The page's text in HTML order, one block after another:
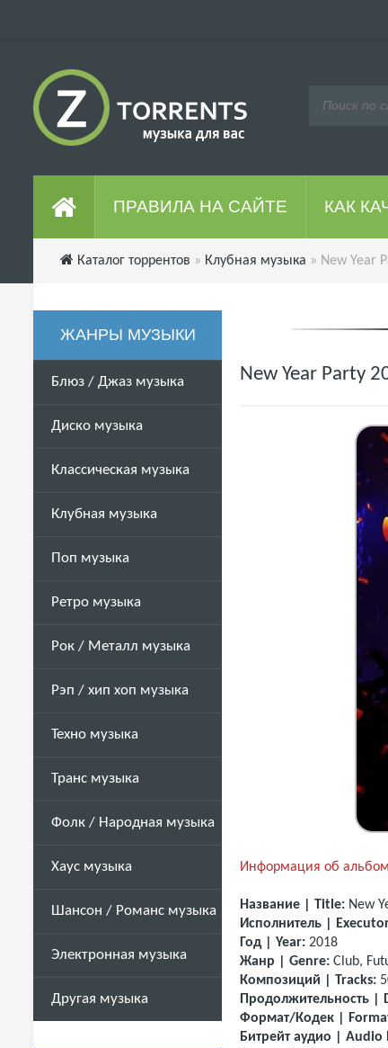
ПРАВИЛА НА САЙТЕ КАК
Каталог торрентов » Клубная музыка » New Year
ЖАНРЫ МУЗЫКИ
Блюз / Джаз музыка
Диско музыка
Классическая музыка
Клубная музыка
Поп музыка
Ретро музыка
Рок / Металл музыка
Рэп / хип хоп музыка
Техно музыка
Транс музыка
Фолк / Народная музыка
Хаус музыка
Шансон / Романс музыка
Электронная музыка
Другая музыка
New Year Party
Информация об
Название | Title: New
Исполнитель |
Год | Year: 2018
Жанр | Genre: Club,
Композиций | Tracks:
Продолжительность |
Формат/Кодек |
Битрейт аудио |